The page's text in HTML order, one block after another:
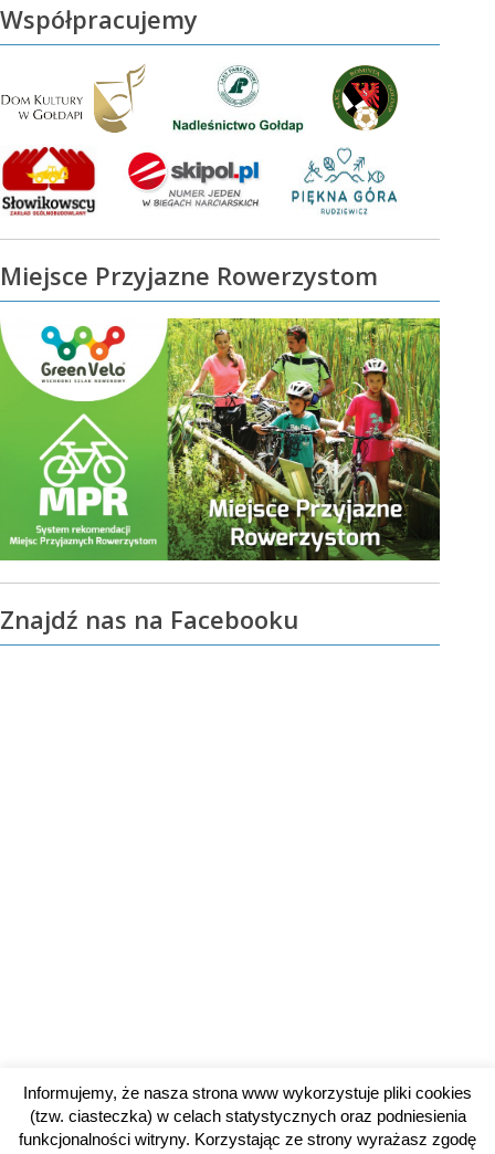
Współpracujemy
Miejsce Przyjazne Rowerzystom
Znajdź nas na Facebooku
Informujemy, że nasza strona www wykorzystuje pliki cookies
(tzw. ciasteczka) w celach statystycznych oraz podniesienia
funkcjonalności witryny. Korzystając ze strony wyrażasz zgodę